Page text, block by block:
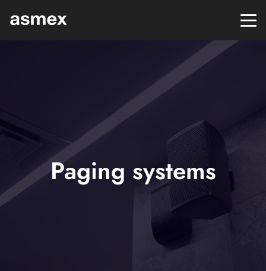
Paging systems